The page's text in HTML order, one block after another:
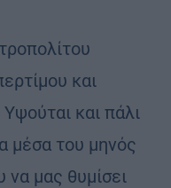
και
και πάλι
μέσα του μηνός
να μας θυμίσει